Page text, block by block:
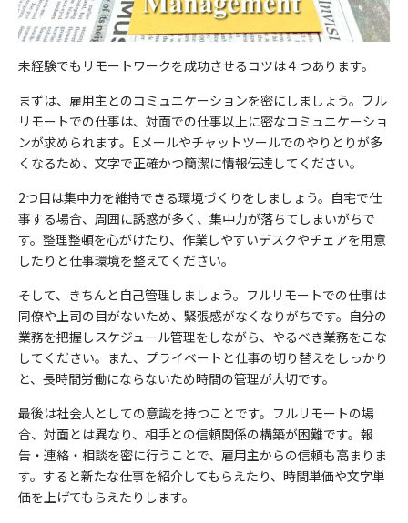
未経験でもリモートワークを成功させるコツは４つあります。
まずは、雇用主とのコミュニケーションを密にしましょう。フル
リモートでの仕事は、対面での仕事以上に密なコミュニケーショ
ンが求められます。Eメールやチャットツールでのやりとりが多
くなるため、文字で正確かつ簡潔に情報伝達してください。
2つ目は集中力を維持できる環境づくりをしましょう。自宅で仕
事する場合、周囲に誘惑が多く、集中力が落ちてしまいがちで
す。整理整頓を心がけたり、作業しやすいデスクやチェアを用意
したりと仕事環境を整えてください。
そして、きちんと自己管理しましょう。フルリモートでの仕事は
同僚や上司の目がないため、緊張感がなくなりがちです。自分の
業務を把握しスケジュール管理をしながら、やるべき業務をこな
してください。また、プライベートと仕事の切り替えをしっかり
と、長時間労働にならないため時間の管理が大切です。
最後は社会人としての意識を持つことです。フルリモートの場
合、対面とは異なり、相手との信頼関係の構築が困難です。報
告・連絡・相談を密に行うことで、雇用主からの信頼も高まりま
す。すると新たな仕事を紹介してもらえたり、時間単価や文字単
価を上げてもらえたりします。